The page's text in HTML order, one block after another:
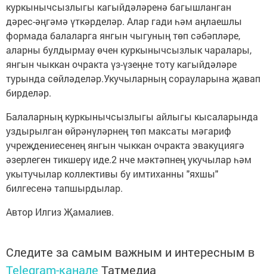
куркынычсызлыгы кагыйдәләренә багышланган
дәрес-әңгәмә үткәрделәр. Алар гади һәм аңлаешлы
формада балаларга янгын чыгуның төп сәбәпләре,
аларны булдырмау өчен куркынычсызлык чаралары,
янгын чыккан очракта үз-үзеңне тоту кагыйдәләре
турында сөйләделәр.Укучыларның сорауларына җавап
бирделәр.
Балаларның куркынычсызлыгы айлыгы кысаларында
уздырылган өйрәнүләрнең төп максаты мәгариф
учреҗдениесенең янгын чыккан очракта эвакуциягә
әзерлеген тикшерү иде.2 нче мәктәпнең укучылар һәм
укытучылар коллективы бу имтиханны "яхшы"
билгесенә тапшырдылар.
Автор Илгиз Җамалиев.
Следите за самым важным и интересным в
Telegram-канале Татмедиа